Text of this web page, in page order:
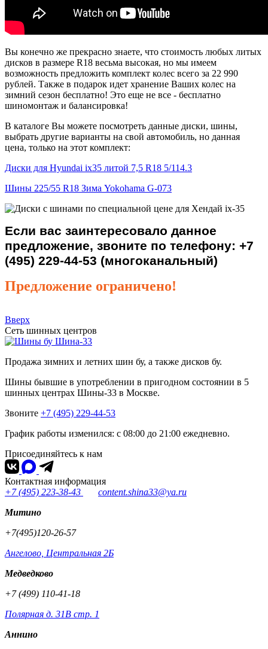
Вы конечно же прекрасно знаете, что стоимость любых литых
дисков в размере R18 весьма высокая, но мы имеем
возможность предложить комплект колес всего за 22 990
рублей. Также в подарок идет хранение Ваших колес на
зимний сезон бесплатно! Это еще не все - бесплатно
шиномонтаж и балансировка!
В каталоге Вы можете посмотреть данные диски, шины,
выбрать другие варианты на свой автомобиль, но данная
цена, только на этот комплект:
Диски для Hyundai ix35 литой 7,5 R18 5/114.3
Шины 225/55 R18 Зима Yokohama G-073
Если вас заинтересовало данное
предложение, звоните по телефону: +7
(495) 229-44-53 (многоканальный)
Предложение ограничено!
Вверх
Сеть шинных центров
Шина-33
Продажа зимних и летних шин бу, а также дисков бу.
Шины бывшие в употреблении в пригодном состоянии в 5
шинных центрах Шины-33 в Москве.
Звоните +7 (495) 229-44-53
График работы изменился: с 08:00 до 21:00 ежедневно.
Присоединяйтесь к нам
Контактная информация
+7 (495) 223-38-43
content.shina33@ya.ru
Митино
+7(495)120-26-57
Ангелово, Центральная 2Б
Медведково
+7 (499) 110-41-18
Полярная д. 31В стр. 1
Аннино